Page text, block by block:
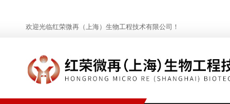
欢迎光临红荣微再（上海）生物工程技术有限公司！